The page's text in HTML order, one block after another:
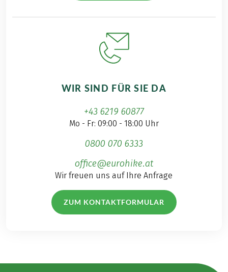
WIR SIND FÜR SIE DA
+43 6219 60877
Mo - Fr: 09:00 - 18:00 Uhr
0800 070 6333
office@eurohike.at
Wir freuen uns auf Ihre Anfrage
ZUM KONTAKTFORMULAR